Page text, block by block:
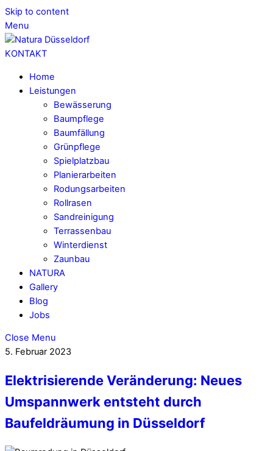
Skip to content
Menu
KONTAKT
Home
Leistungen
Bewässerung
Baumpflege
Baumfällung
Grünpflege
Spielplatzbau
Planierarbeiten
Rodungsarbeiten
Rollrasen
Sandreinigung
Terrassenbau
Winterdienst
Zaunbau
NATURA
Gallery
Blog
Jobs
Close Menu
5. Februar 2023
Elektrisierende Veränderung: Neues
Umspannwerk entsteht durch
Baufeldräumung in Düsseldorf